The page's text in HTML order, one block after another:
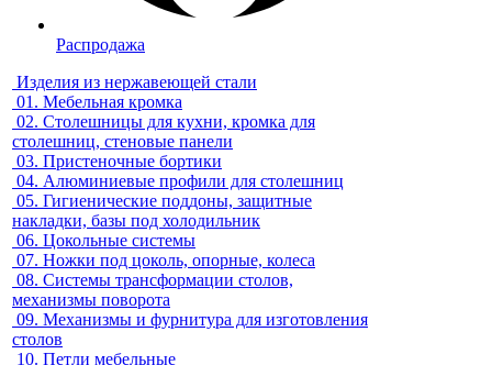
Распродажа
Изделия из нержавеющей стали
01. Мебельная кромка
02. Столешницы для кухни, кромка для
столешниц, стеновые панели
03. Пристеночные бортики
04. Алюминиевые профили для столешниц
05. Гигиенические поддоны, защитные
накладки, базы под холодильник
06. Цокольные системы
07. Ножки под цоколь, опорные, колеса
08. Системы трансформации столов,
механизмы поворота
09. Механизмы и фурнитура для изготовления
столов
10. Петли мебельные